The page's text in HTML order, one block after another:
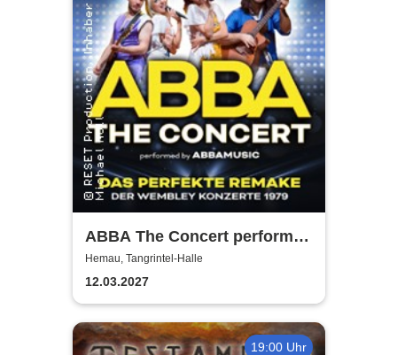
ABBA The Concert performed
by ABBAMUSIC
Hemau, Tangrintel-Halle
12.03.2027
19:00 Uhr